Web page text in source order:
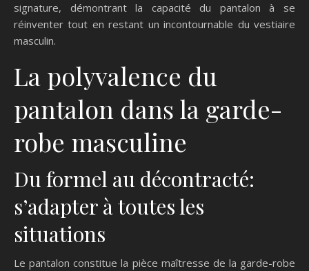
signature, démontrant la capacité du pantalon à se
réinventer tout en restant un incontournable du vestiaire
masculin.
La polyvalence du
pantalon dans la garde-
robe masculine
Du formel au décontracté:
s’adapter à toutes les
situations
Le pantalon constitue la pièce maîtresse de la garde-robe